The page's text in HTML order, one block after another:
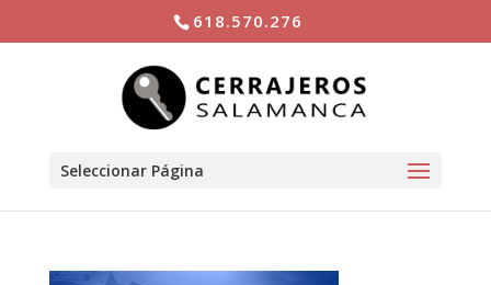
618.570.276
Seleccionar Página